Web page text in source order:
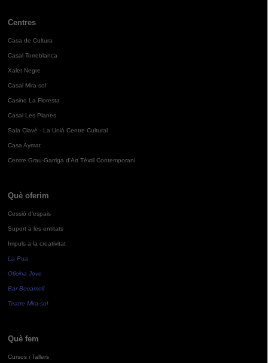
Centres
Casa de Cultura
Casal Torreblanca
Xalet Negre
Casal Mira-sol
Casino La Floresta
Casal Les Planes
Sala Clavé - La Unió Centre Cultural
Casa Aymat
Centre Grau-Garriga d'Art Tèxtil Contemporani
Què oferim
Cessió d'espais
Suport a les entitats
Impuls a la creativitat
La Pua
Oficina Jove
Bar Bocamoll
Teatre Mira-sol
Què fem
Cursos i Tallers